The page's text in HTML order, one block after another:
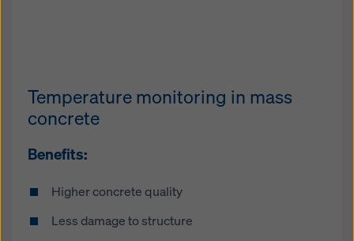
Temperature monitoring in mass
concrete
Benefits:
Higher concrete quality
Less damage to structure